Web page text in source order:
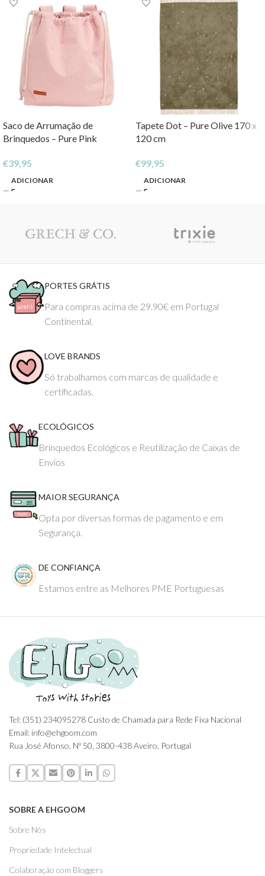
Saco de Arrumação de
Brinquedos – Pure Pink
€39,95
ADICIONAR
Tapete Dot – Pure Olive 170 x
120 cm
€99,95
ADICIONAR
PORTES GRÁTIS
Para compras acima de 29.90€ em Portugal
Continental.
LOVE BRANDS
Só trabalhamos com marcas de qualidade e
certificadas.
ECOLÓGICOS
Brinquedos Ecológicos e Reutilização de Caixas de
Envios
MAIOR SEGURANÇA
Opta por diversas formas de pagamento e em
Segurança.
DE CONFIANÇA
Estamos entre as Melhores PME Portuguesas
Tel: (351) 234095278 Custo de Chamada para Rede Fixa Nacional
Email: info@ehgoom.com
Rua José Afonso, Nº 50, 3800-438 Aveiro, Portugal
SOBRE A EHGOOM
Sobre Nós
Propriedade Intelectual
Colaboração com Bloggers